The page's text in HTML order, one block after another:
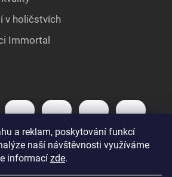
a reklam, poskytování funkcí
naší návštěvnosti využíváme
informací zde.
v holičstvích
Immortal